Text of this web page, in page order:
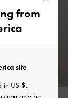
from
site
in US $.
can only be